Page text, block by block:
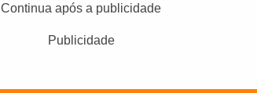
Continua após a publicidade
Publicidade